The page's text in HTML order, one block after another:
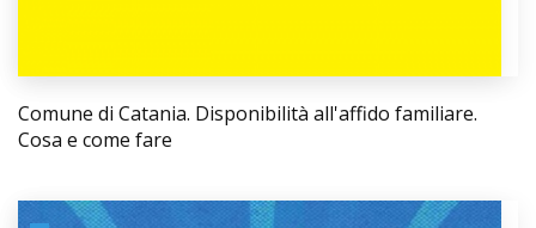
Comune di Catania. Disponibilità all'affido familiare.
Cosa e come fare